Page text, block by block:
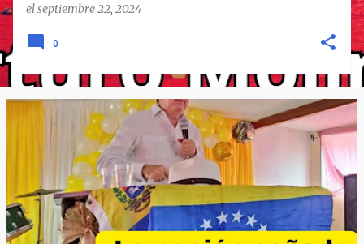
elseptiembre 22, 2024
0